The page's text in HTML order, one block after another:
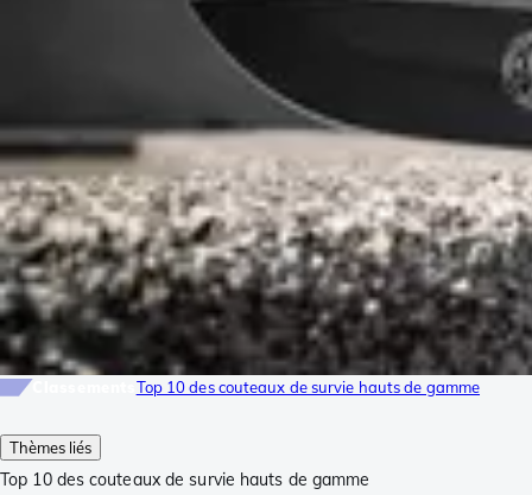
Thèmes liés
Top 10 des couteaux de survie hauts de gamme
Top 10 des couteaux de survie hauts de gamme